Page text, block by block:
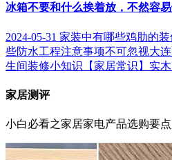
冰箱不要和什么挨着放，不然容易
2024-05-31 家装中有哪些鸡肋的装
些防水工程注意事项不可忽视大
生间装修小知识 【家居常识】实
家居测评
小白必看之家居家电产品选购要